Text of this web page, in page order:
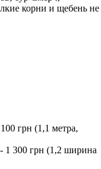
корни и щебень не
грн (1,1 метра,
1 300 грн (1,2 ширина